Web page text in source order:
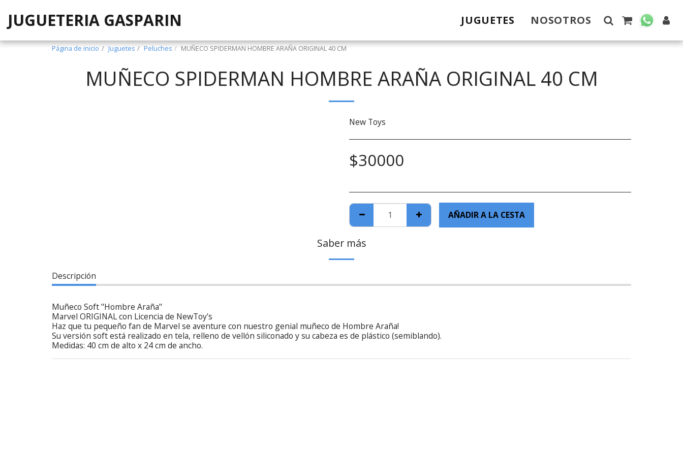
JUGUETERIA GASPARIN JUGUETES NOSOTROS
Página de inicio Juguetes Peluches MUÑECO SPIDERMAN HOMBRE ARAÑA ORIGINAL 40 CM
MUÑECO SPIDERMAN HOMBRE ARAÑA ORIGINAL 40 CM
New Toys
$30000
AÑADIR A LA CESTA
Saber más
Descripción
Muñeco Soft "Hombre Araña"
Marvel ORIGINAL con Licencia de NewToy's
Haz que tu pequeño fan de Marvel se aventure con nuestro genial muñeco de Hombre Araña!
Su versión soft está realizado en tela, relleno de vellón siliconado y su cabeza es de plástico (semiblando).
Medidas: 40 cm de alto x 24 cm de ancho.